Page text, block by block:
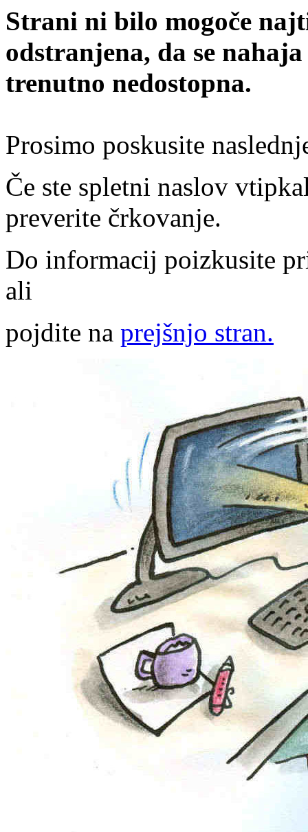
Strani ni bilo mogoče
odstranjena, da se
trenutno nedostopna.
Prosimo poskusite
Če ste spletni naslov
preverite črkovanje.
Do informacij poizkusite
ali
pojdite na prejšnjo stran.